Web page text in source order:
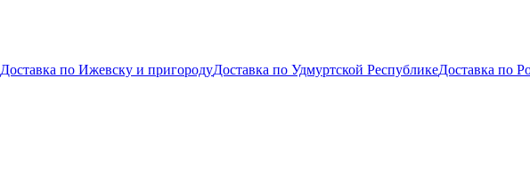
Доставка по Ижевску и пригородуДоставка по Удмуртской РеспубликеДоставка по